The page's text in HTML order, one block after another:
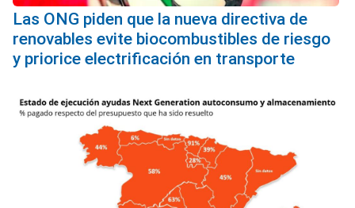
Las ONG piden que la nueva directiva de
renovables evite biocombustibles de riesgo
y priorice electrificación en transporte